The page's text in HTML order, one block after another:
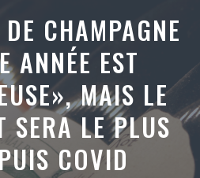
CHAMPAGNE
ANNÉE EST
MAIS LE
SERA LE PLUS
COVID